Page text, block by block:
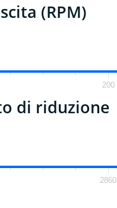
(RPM)
200
di riduzione
2860